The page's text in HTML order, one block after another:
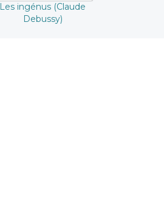
Les ingénus (Claude
Debussy)